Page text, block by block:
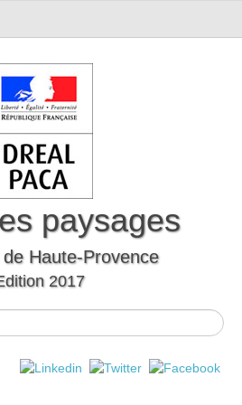
paysages
Haute-Provence
2017
sociales
paysagères